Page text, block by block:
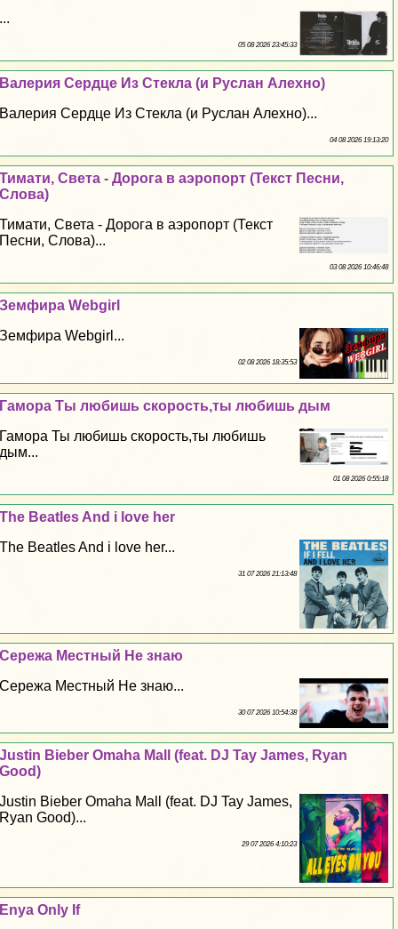
...
05 08 2026 23:45:33
Валерия Сердце Из Стекла (и Руслан Алехно)
Валерия Сердце Из Стекла (и Руслан Алехно)...
04 08 2026 19:13:20
Тимати, Света - Дорога в аэропорт (Текст Песни,
Слова)
Тимати, Света - Дорога в аэропорт (Текст
Песни, Слова)...
03 08 2026 10:46:48
Земфира Webgirl
Земфира Webgirl...
02 08 2026 18:35:53
Гамора Ты любишь скорость,ты любишь дым
Гамора Ты любишь скорость,ты любишь
дым...
01 08 2026 0:55:18
The Beatles And i love her
The Beatles And i love her...
31 07 2026 21:13:48
Сережа Местный Не знаю
Сережа Местный Не знаю...
30 07 2026 10:54:38
Justin Bieber Omaha Mall (feat. DJ Tay James, Ryan
Good)
Justin Bieber Omaha Mall (feat. DJ Tay James,
Ryan Good)...
29 07 2026 4:10:23
Enya Only If